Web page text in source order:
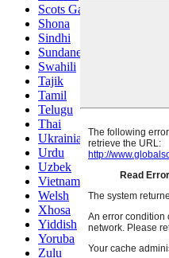
Scots Gaelic
Shona
Sindhi
Sundanese
Swahili
Tajik
Tamil
Telugu
Thai
Ukrainian
Urdu
Uzbek
Vietnamese
Welsh
Xhosa
Yiddish
Yoruba
Zulu